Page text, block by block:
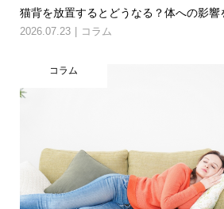
猫背を放置するとどうなる？体への影響
2026.07.23 コラム
コラム